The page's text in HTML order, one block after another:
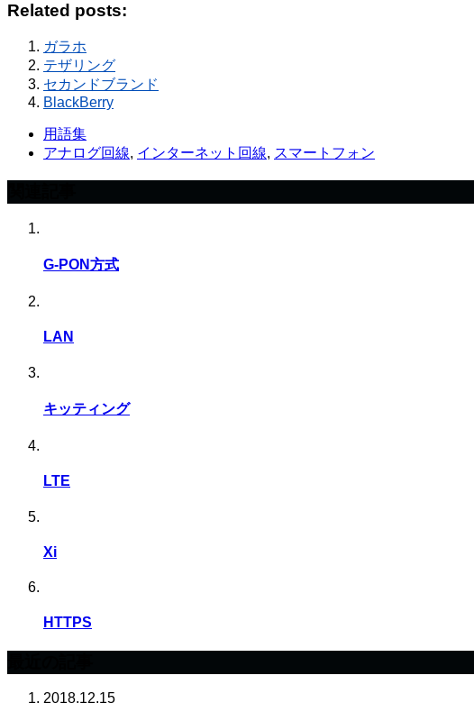
Related posts:
ガラホ
テザリング
セカンドブランド
BlackBerry
用語集
アナログ回線, インターネット回線, スマートフォン
G-PON方式
LAN
キッティング
LTE
Xi
HTTPS
2018.12.15